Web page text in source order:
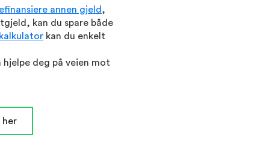
annen gjeld ,
kan du spare både
kan du enkelt
deg på veien mot
her